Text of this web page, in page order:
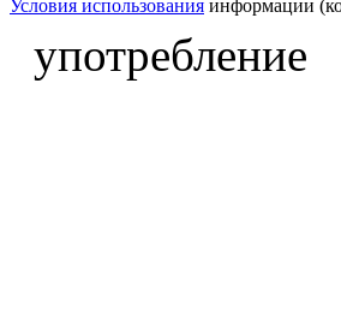
Условия использования информации